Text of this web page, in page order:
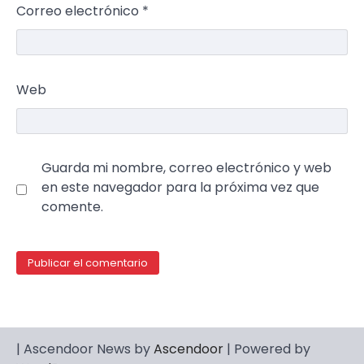
Correo electrónico *
Web
Guarda mi nombre, correo electrónico y web
en este navegador para la próxima vez que
comente.
| Ascendoor News byAscendoor | Powered by